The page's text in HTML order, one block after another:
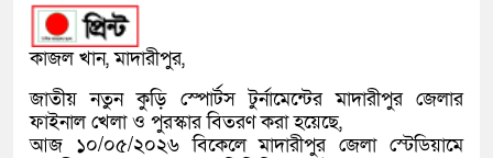
কাজল খান, মাদারীপুর,
জাতীয় নতুন কুড়ি স্পোর্টস টুর্নামেন্টের মাদারীপুর জেলার
ফাইনাল খেলা ও পুরস্কার বিতরণ করা হয়েছে,
আজ ১০/০৫/২০২৬ বিকেলে মাদারীপুর জেলা স্টেডিয়ামে